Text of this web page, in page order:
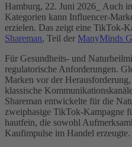
Hamburg, 22. Juni 2026_ Auch
Kategorien kann Influencer-
erzielen. Das zeigt eine TikTok-
Shareman, Teil der ManyMinds
Für Gesundheits- und
regulatorische Anforderungen.
Marken vor der
klassische
Shareman entwickelte für die
zweiphasige TikTok-Kampagne
hautfein, die sowohl
Kaufimpulse im Handel erzeugte.